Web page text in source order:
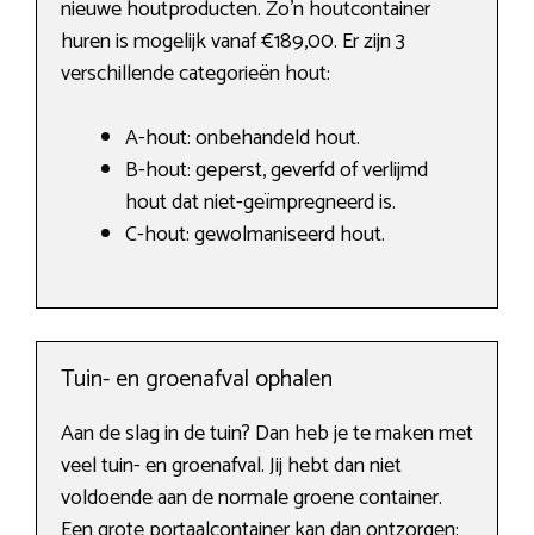
nieuwe houtproducten. Zo’n houtcontainer
huren is mogelijk vanaf €189,00. Er zijn 3
verschillende categorieën hout:
A-hout: onbehandeld hout.
B-hout: geperst, geverfd of verlijmd
hout dat niet-geïmpregneerd is.
C-hout: gewolmaniseerd hout.
Tuin- en groenafval ophalen
Aan de slag in de tuin? Dan heb je te maken met
veel tuin- en groenafval. Jij hebt dan niet
voldoende aan de normale groene container.